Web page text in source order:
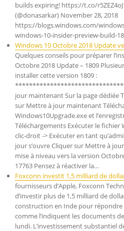
builds expiring! https://t.co/
(@donasarkar) November 28, 2018
https://blogs.windows.com/
windows-10-insider-preview-build-
Windows 10 Octobre 2018 Update
Quelques conseils pour préparer
Octobre 2018 Update – 1809
installer cette version 1809 :
jour maintenant Sur la page dédiée
sur Mettre à jour maintenant
Windows10Upgrade.exe et
Téléchargements Exécuter le fichier
clic-droit -> Exécuter en tant
jour s’ouvre Cliquer sur Mettre à
mise à niveau vers la version
17763 Pensez à réactiver la…
Foxconn investit 1,5 milliard de
fournisseurs d’Apple, Foxconn
d’investir plus de 1,5 milliard de
construction en Inde pour répondre
comme l’indiquent les documents
lundi. L’investissement substantiel